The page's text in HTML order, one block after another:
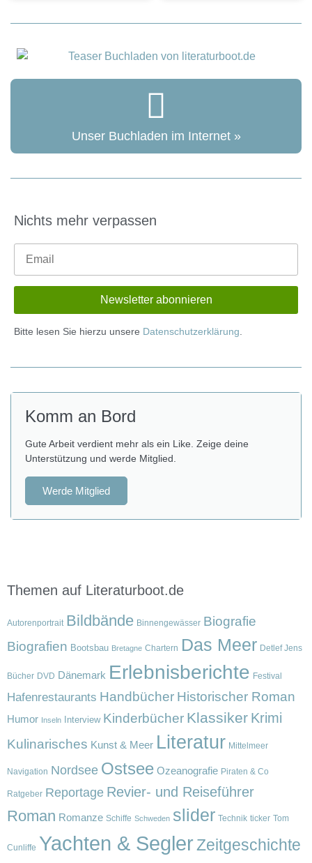
Unser Buchladen im Internet »
Nichts mehr verpassen
Bitte lesen Sie hierzu unsere Datenschutzerklärung.
Komm an Bord
Gute Arbeit verdient mehr als ein Like. Zeige deine
Unterstützung und werde Mitglied.
Werde Mitglied
Themen auf Literaturboot.de
Autorenportrait Bildbände Binnengewässer Biografie
Biografien Bootsbau Bretagne Chartern Das Meer Detlef Jens
Bücher DVD Dänemark Erlebnisberichte Festival
Hafenrestaurants Handbücher Historischer Roman
Humor Inseln Interview Kinderbücher Klassiker Krimi
Kulinarisches Kunst & Meer Literatur Mittelmeer
Navigation Nordsee Ostsee Ozeanografie Piraten & Co
Ratgeber Reportage Revier- und Reiseführer
Roman Romanze Schiffe Schweden slider Technik ticker Tom
Cunliffe Yachten & SeglerZeitgeschichte